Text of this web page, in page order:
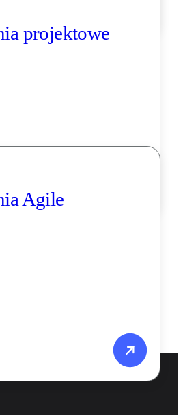
projektowe
Agile